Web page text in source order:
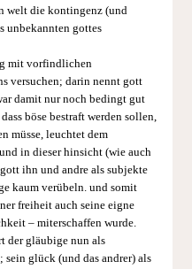
welt die kontingenz (und
unbekannten gottes
mit vorfindlichen
versuchen; darin nennt gott
damit nur noch bedingt gut
böse bestraft werden sollen,
müsse, leuchtet dem
in dieser hinsicht (wie auch
ihn und andre als subjekte
kaum verübeln. und somit
freiheit auch seine eigne
– miterschaffen wurde.
der gläubige nun als
glück (und das andrer) als